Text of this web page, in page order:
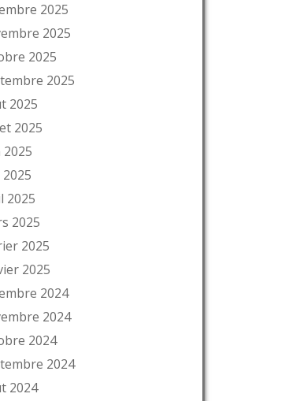
2025
2025
2025
2025
2025
2025
2025
2025
2025
2025
2024
2024
2024
2024
2024